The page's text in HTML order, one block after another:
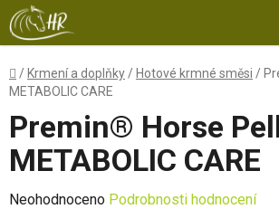
Přejít
na
obsah
Domů
/ Krmení a doplňky / Hotové krmné směsi /
METABOLIC CARE
Premin® Horse
METABOLIC CARE
Průměrné
Neohodnoceno Podrobnosti hodnocení